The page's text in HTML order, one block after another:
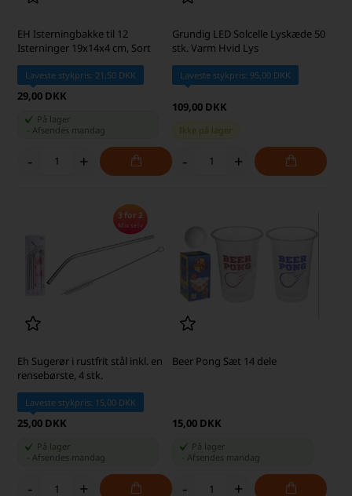
EH Isterningbakke til 12
Isterninger 19x14x4 cm, Sort
Laveste stykpris: 21,50 DKK
29,00 DKK
På lager
Afsendes mandag
- +
Grundig LED Solcelle Lyskæde 50
stk. Varm Hvid Lys
Laveste stykpris: 95,00 DKK
109,00 DKK
Ikke på lager
- +
3 for 2
Mix selv
Eh Sugerør i rustfrit stål inkl. en
rensebørste, 4 stk.
Laveste stykpris: 15,00 DKK
25,00 DKK
På lager
-Afsendes mandag
- +
Beer Pong Sæt 14 dele
15,00 DKK
På lager
Afsendes mandag
- +